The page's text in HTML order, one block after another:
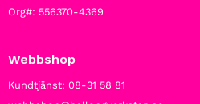
Org#: 556370-4369
Webbshop
Kundtjänst: 08-31 58 81